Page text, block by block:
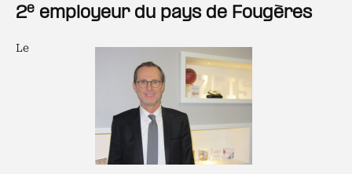
2e employeur du pays de Fougères
Le